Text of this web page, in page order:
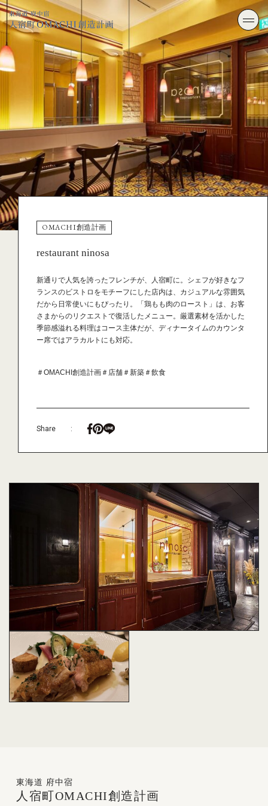
OMACHI創造計画
restaurant ninosa
新通りで人気を誇ったフレンチが、人宿町に。シェフが好きなフ
ランスのビストロをモチーフにした店内は、カジュアルな雰囲気
だから日常使いにもぴったり。「鶏もも肉のロースト」は、お客
さまからのリクエストで復活したメニュー。厳選素材を活かした
季節感溢れる料理はコース主体だが、ディナータイムのカウンタ
ー席ではアラカルトにも対応。
＃OMACHI創造計画 ＃店舗 ＃新築 ＃飲食
Share :
東海道 府中宿
人宿町OMACHI創造計画